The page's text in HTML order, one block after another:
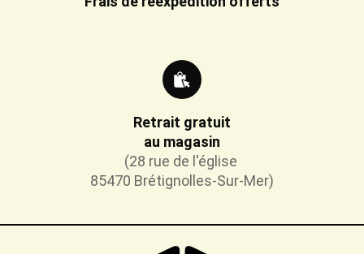
Retrait gratuit
au magasin
(28 rue de l'église
85470 Brétignolles-Sur-Mer)